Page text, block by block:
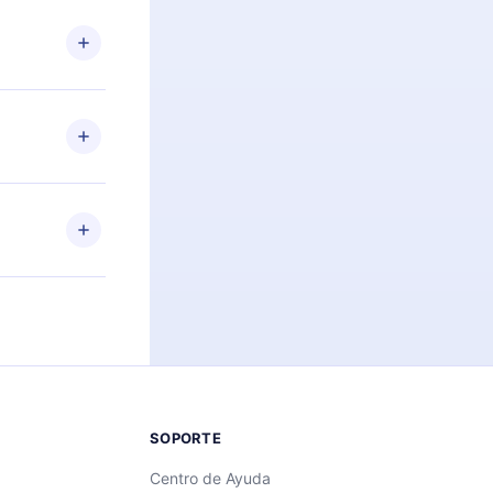
el
de
más de
leer o
iOS,
momento
SOPORTE
Centro de Ayuda